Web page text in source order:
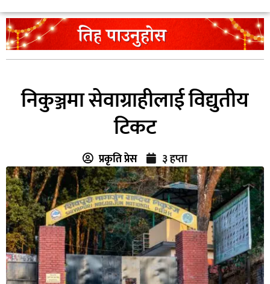
निकुञ्जमा सेवाग्राहीलाई विद्युतीय
टिकट
प्रकृति प्रेस ३ हप्ता